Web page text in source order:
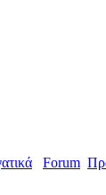
Forum